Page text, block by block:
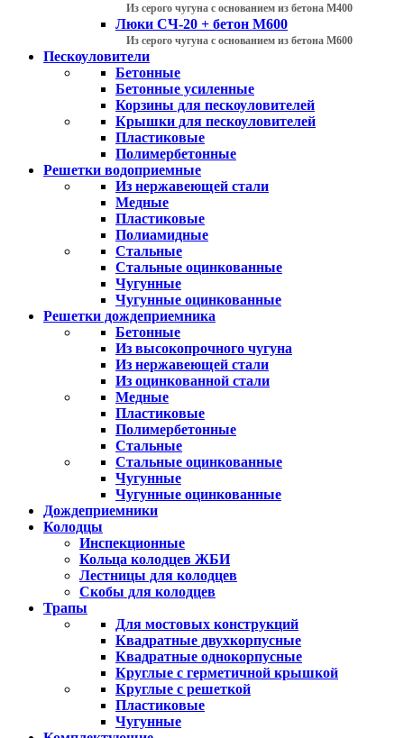
Из серого чугуна с основанием из бетона М400
Люки СЧ-20 + бетон М600
Из серого чугуна с основанием из бетона М600
Пескоуловители
Бетонные
Бетонные усиленные
Корзины для пескоуловителей
Крышки для пескоуловителей
Пластиковые
Полимербетонные
Решетки водоприемные
Из нержавеющей стали
Медные
Пластиковые
Полиамидные
Стальные
Стальные оцинкованные
Чугунные
Чугунные оцинкованные
Решетки дождеприемника
Бетонные
Из высокопрочного чугуна
Из нержавеющей стали
Из оцинкованной стали
Медные
Пластиковые
Полимербетонные
Стальные
Стальные оцинкованные
Чугунные
Чугунные оцинкованные
Дождеприемники
Колодцы
Инспекционные
Кольца колодцев ЖБИ
Лестницы для колодцев
Скобы для колодцев
Трапы
Для мостовых конструкций
Квадратные двухкорпусные
Квадратные однокорпусные
Круглые с герметичной крышкой
Круглые с решеткой
Пластиковые
Чугунные